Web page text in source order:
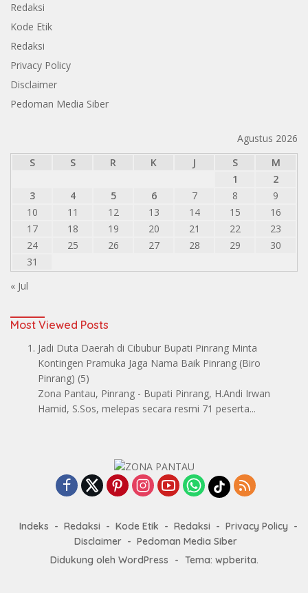
Redaksi
Kode Etik
Redaksi
Privacy Policy
Disclaimer
Pedoman Media Siber
Agustus 2026
S
S R K J S
M
1
2
3
4 5 6 7 8
9
10
11 12 13 14 15
16
17
18 19 20 21 22
23
24
25 26 27 28 29
30
31
« Jul
Most Viewed Posts
Jadi Duta Daerah di Cibubur Bupati Pinrang Minta
Kontingen Pramuka Jaga Nama Baik Pinrang (Biro
Pinrang) (5)
Zona Pantau, Pinrang - Bupati Pinrang, H.Andi Irwan
Hamid, S.Sos, melepas secara resmi 71 peserta...
Indeks Redaksi Kode Etik Redaksi
Privacy Policy
Disclaimer
Pedoman Media Siber
Didukung oleh WordPress
- Tema: wpberita.